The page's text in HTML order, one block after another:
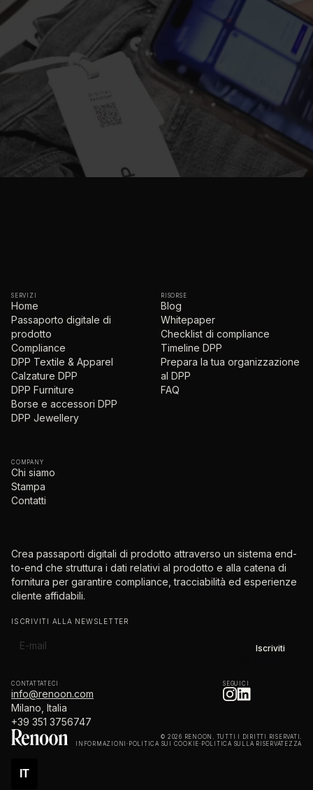
SERVIZI
Home
Passaporto digitale di
prodotto
Compliance
DPP Textile & Apparel
Calzature DPP
DPP Furniture
Borse e accessori DPP
DPP Jewellery
RISORSE
Blog
Whitepaper
Checklist di compliance
Timeline DPP
Prepara la tua organizzazione
al DPP
FAQ
COMPANY
Chi siamo
Stampa
Contatti
Crea passaporti digitali di prodotto attraverso un sistema end-
to-end che struttura i dati relativi al prodotto e alla catena di
fornitura per garantire compliance, tracciabilità ed esperienze
cliente affidabili.
ISCRIVITI ALLA NEWSLETTER
CONTATTATECI
info@renoon.com
Milano, Italia
+39 351 3756747
SEGUICI
© 2026 RENOON. TUTTI I DIRITTI RISERVATI.
INFORMAZIONI · POLITICA SUI COOKIE· POLITICA SULLA RISERVATEZZA
IT